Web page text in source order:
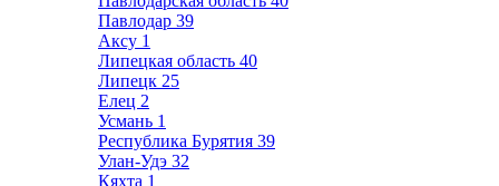
Павлодар 39
Аксу 1
Липецкая область 40
Липецк 25
Елец 2
Усмань 1
Республика Бурятия 39
Улан-Удэ 32
Кяхта 1